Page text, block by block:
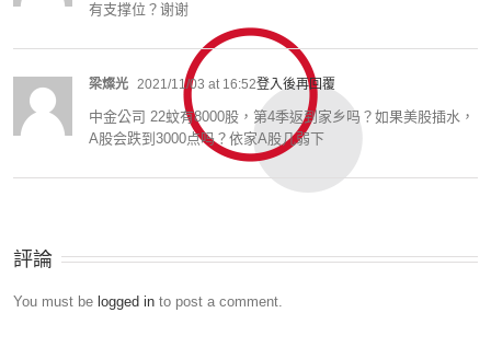
有支撑位？谢谢
梁燦光 2021/11/03 at 16:52登入後再回覆
中金公司 22蚊有8000股，第4季返到家乡吗？如果美股插水，
A股会跌到3000点吗？依家A股几弱下
評論
You must be logged in to post a comment.